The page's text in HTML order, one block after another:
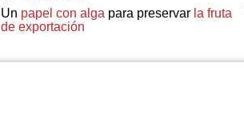
Un papel con algapara preservar la fruta
de exportación